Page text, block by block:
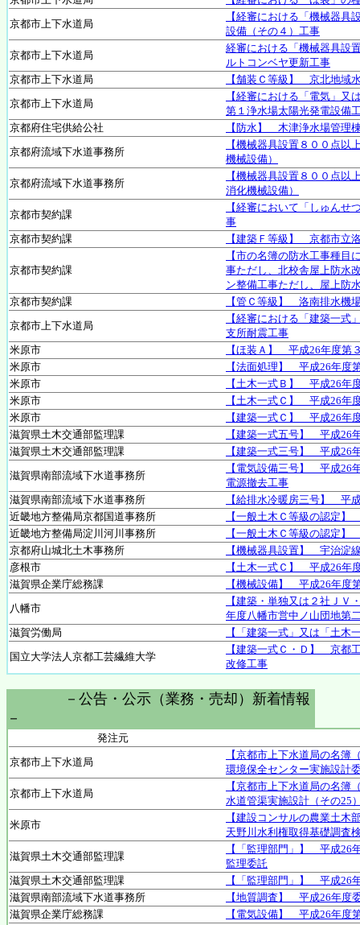
京都市上下水道局
【経審における「機械器
設備（その４）工事
京都市上下水道局
経審における「機械器具設
ルトコンベヤ更新工事
京都市上下水道局
【舗装Ｃ等級】 京北地域
京都市上下水道局
【経審における「電気」
第１浄水場太陽光発電設備
京都府住宅供給公社
【防水】 木津浄水場管理
京都府流域下水道事務所
【機械器具設置８００点
機械設備）
京都府流域下水道事務所
【機械器具設置８００点
消化機械設備）
京都市契約課
【経審において「しゅん
事
京都市契約課
【建築Ｆ等級】 京都市立
京都市契約課
【市の名簿の防水工事種
事ただし、北校舎屋上防水
ン整備工事ただし、屋上防
京都市契約課
【管Ｃ等級】 洛南排水機
京都市上下水道局
【経審における「建築一
支所耐震工事
米原市
【ほ装Ａ】 平成26年度第
米原市
【法面処理】 平成26年度
米原市
【土木一式Ｂ】 平成26年
米原市
【土木一式Ｃ】 平成26年
米原市
【建築一式Ｃ】 平成26年
滋賀県土木交通部監理課
【建築一式五号】 平成26
滋賀県土木交通部監理課
【建築一式三号】 平成26
滋賀県南部流域下水道事務所
【電気設備三号】 平成26
電源撤去工事
滋賀県南部流域下水道事務所
【給排水冷暖房三号】 平
近畿地方整備局京都国道事務所
【一般土木Ｃ等級の認定
近畿地方整備局淀川河川事務所
【一般土木Ｃ等級の認定
京都府山城北土木事務所
【機械器具設置】 宇治淀
彦根市
【土木一式Ｃ】 平成26年
滋賀県企業庁総務課
【機械設備】 平成26年度
八幡市
【建築・単独又は２社Ｊ
年度八幡市営中ノ山団地第
滋賀労働局
【「建築一式」又は「土
国立大学法人京都工芸繊維大学
【建築一式Ｃ・Ｄ】 京都
改修工事
－公告・公示（業務・売却）新着情報
－
発注元
京都市上下水道局
【京都市上下水道局の名
環境保全センター実施設計
京都市上下水道局
【京都市上下水道局の名
水道管渠実施設計（その25
米原市
【建設コンサルの農業土
天野川水利権取得基礎調査
滋賀県土木交通部監理課
【「監理部門」】 平成26
監理委託
滋賀県土木交通部監理課
【「監理部門」】 平成26
滋賀県南部流域下水道事務所
【地質調査】 平成26年度
滋賀県企業庁総務課
【電気設備】 平成26年度